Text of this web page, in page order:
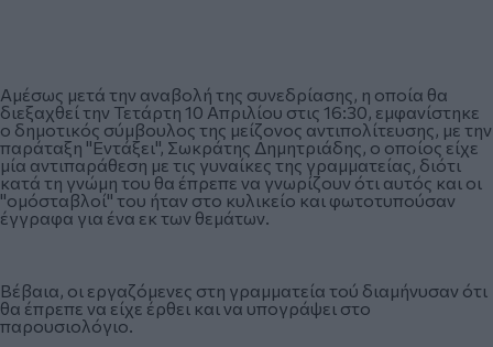
Αμέσως μετά την αναβολή της συνεδρίασης, η οποία θα
διεξαχθεί την Τετάρτη 10 Απριλίου στις 16:30, εμφανίστηκε
ο δημοτικός σύμβουλος της μείζονος αντιπολίτευσης, με την
παράταξη "Εντάξει", Σωκράτης Δημητριάδης, ο οποίος είχε
μία αντιπαράθεση με τις γυναίκες της γραμματείας, διότι
κατά τη γνώμη του θα έπρεπε να γνωρίζουν ότι αυτός και οι
"ομόσταβλοί" του ήταν στο κυλικείο και φωτοτυπούσαν
έγγραφα για ένα εκ των θεμάτων.
Βέβαια, οι εργαζόμενες στη γραμματεία τού διαμήνυσαν ότι
θα έπρεπε να είχε έρθει και να υπογράψει στο
παρουσιολόγιο.